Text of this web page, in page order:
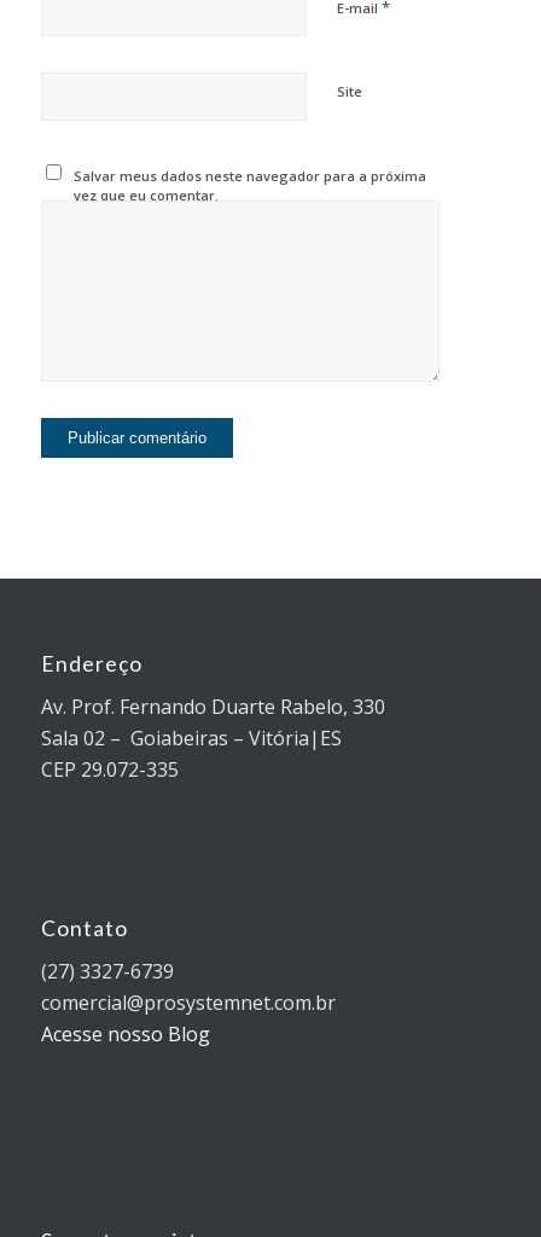
E-mail *
Site
Salvar meus dados neste navegador para a próxima
vez que eu comentar.
Endereço
Av. Prof. Fernando Duarte Rabelo, 330
Sala 02 – Goiabeiras – Vitória|ES
CEP 29.072-335
Contato
(27) 3327-6739
comercial@prosystemnet.com.br
Acesse nosso Blog